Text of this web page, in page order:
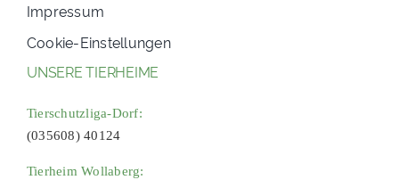
Impressum
Cookie-Einstellungen
UNSERE TIERHEIME
Tierschutzliga-Dorf:
(035608) 40124
Tierheim Wollaberg: